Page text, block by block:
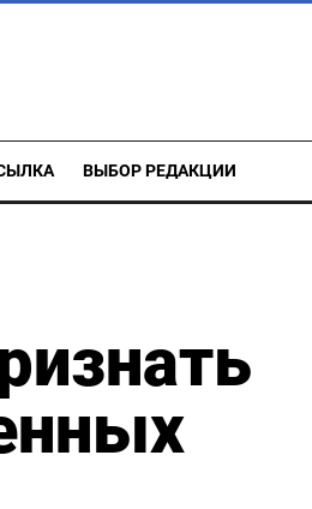
ВЫБОР РЕДАКЦИИ